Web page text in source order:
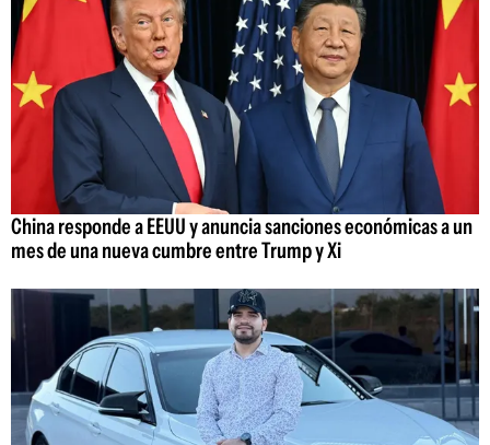
China responde a EEUU y anuncia sanciones económicas a un
mes de una nueva cumbre entre Trump y Xi